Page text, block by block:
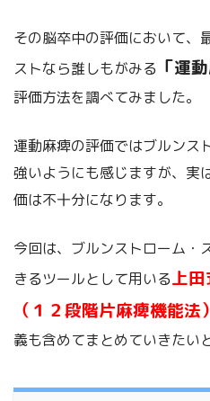
その脳卒中の評価において、
ストなら誰しもがみる 「運
評価方法を調べてみました。
運動麻痺の評価ではブルンス
強いようにも感じますが、実
価は不十分になります。
今回は、ブルンストローム・
きるツールとして用いる上
（１２段階片麻痺機能法）
義も含めてまとめていきたい